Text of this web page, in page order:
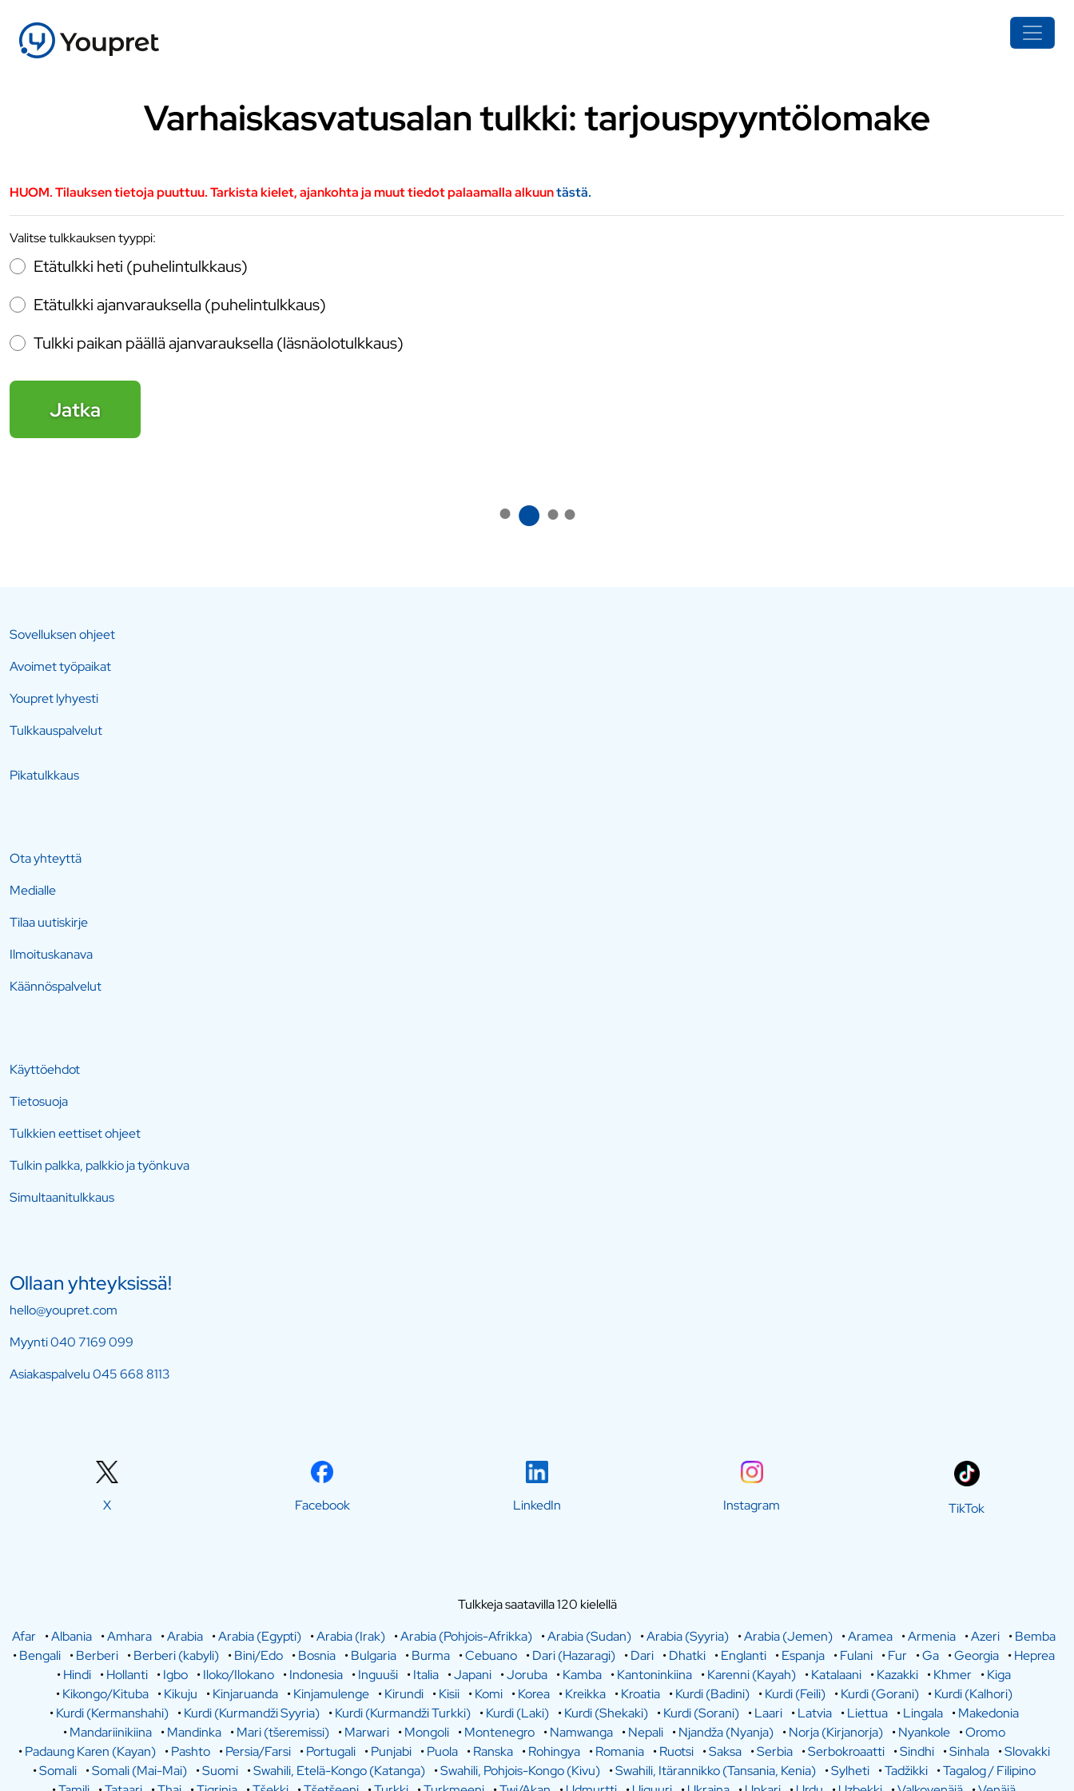
Varhaiskasvatusalan tulkki: tarjouspyyntölomake
HUOM. Tilauksen tietoja puuttuu. Tarkista kielet, ajankohta ja muut tiedot palaamalla alkuuntästä.
Valitse tulkkauksen tyyppi:
Etätulkki heti (puhelintulkkaus)
Etätulkki ajanvarauksella (puhelintulkkaus)
Tulkki paikan päällä ajanvarauksella (läsnäolotulkkaus)
Jatka
● ● ●●
Sovelluksen ohjeet
Avoimet työpaikat
Youpret lyhyesti
Tulkkauspalvelut
Pikatulkkaus
Ota yhteyttä
Medialle
Tilaa uutiskirje
Ilmoituskanava
Käännöspalvelut
Käyttöehdot
Tietosuoja
Tulkkien eettiset ohjeet
Tulkin palkka, palkkio ja työnkuva
Simultaanitulkkaus
Ollaan yhteyksissä!
hello@youpret.com
Myynti040 7169 099
Asiakaspalvelu045 668 8113
X Facebook LinkedIn Instagram TikTok
Tulkkeja saatavilla 120 kielellä
Afar •Albania •Amhara •Arabia •Arabia (Egypti) •Arabia (Irak) •Arabia (Pohjois-Afrikka) •Arabia (Sudan) •Arabia (Syyria) •Arabia (Jemen) •Aramea •Armenia •Azeri •Bemba
•Bengali •Berberi •Berberi (kabyli) •Bini/Edo •Bosnia •Bulgaria •Burma •Cebuano •Dari (Hazaragi) •Dari •Dhatki •Englanti •Espanja •Fulani •Fur •Ga •Georgia •Heprea
•Hindi •Hollanti •Igbo •Iloko/Ilokano •Indonesia •Inguuši •Italia •Japani •Joruba •Kamba •Kantoninkiina •Karenni (Kayah) •Katalaani •Kazakki •Khmer •Kiga
•Kikongo/Kituba •Kikuju •Kinjaruanda •Kinjamulenge •Kirundi •Kisii •Komi •Korea •Kreikka •Kroatia •Kurdi (Badini) •Kurdi (Feili) •Kurdi (Gorani) •Kurdi (Kalhori)
•Kurdi (Kermanshahi) •Kurdi (Kurmandži Syyria) •Kurdi (Kurmandži Turkki) •Kurdi (Laki) •Kurdi (Shekaki) •Kurdi (Sorani) •Laari •Latvia •Liettua •Lingala •Makedonia
•Mandariinikiina •Mandinka •Mari (tšeremissi) •Marwari •Mongoli •Montenegro •Namwanga •Nepali •Njandža (Nyanja) •Norja (Kirjanorja) •Nyankole •Oromo
•Padaung Karen (Kayan) •Pashto •Persia/Farsi •Portugali •Punjabi •Puola •Ranska •Rohingya •Romania •Ruotsi •Saksa •Serbia •Serbokroaatti •Sindhi •Sinhala •Slovakki
•Somali •Somali (Mai-Mai) •Suomi •Swahili, Etelä-Kongo (Katanga) •Swahili, Pohjois-Kongo (Kivu) •Swahili, Itärannikko (Tansania, Kenia) •Sylheti •Tadžikki •Tagalog / Filipino